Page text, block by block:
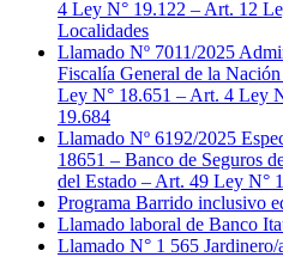
4 Ley N° 19.122 – Art. 12
Localidades
Llamado Nº 7011/2025
Fiscalía General de la
Ley N° 18.651 – Art. 4 Ley
19.684
Llamado Nº 6192/2025
18651 – Banco de Seguros
del Estado – Art. 49 Ley N°
Programa Barrido inclusivo
Llamado laboral de Banco
Llamado N° 1 565 Jardinero/